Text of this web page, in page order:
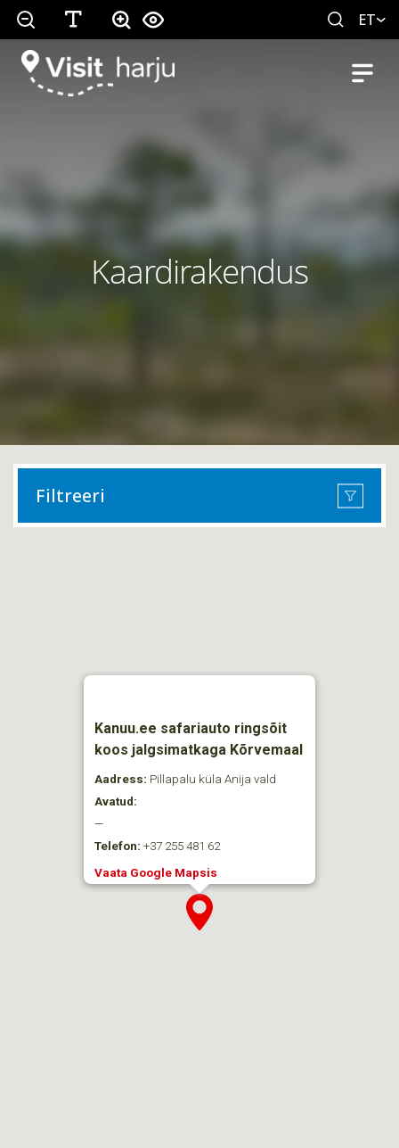
ET
Kaardirakendus
Filtreeri
Kanuu.ee safariauto ringsõit
koos jalgsimatkaga Kõrvemaal
Aadress: Pillapalu küla Anija vald
Avatud:
—
Telefon: +37 255 481 62
Vaata Google Mapsis